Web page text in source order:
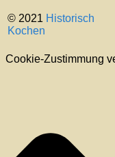
© 2021 Historisch
Kochen
Cookie-Zustimmung